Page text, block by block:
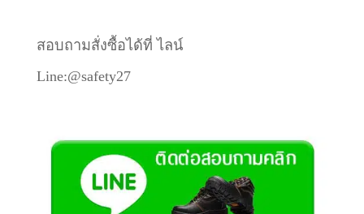
สอบถามสั่งซื้อได้ที่ ไลน์
Line:@safety27